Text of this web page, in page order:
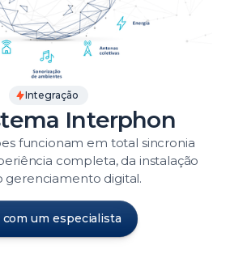
Integração
Interphon
funcionam em total sincronia
completa, da instalação
gerenciamento digital.
com um especialista